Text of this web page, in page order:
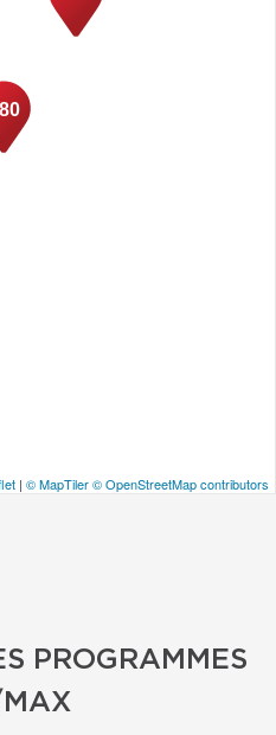
| © MapTiler© OpenStreetMap contributors
PROGRAMMES